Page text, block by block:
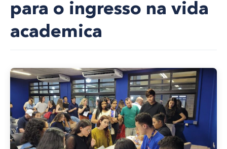
para o ingresso na vida
academica